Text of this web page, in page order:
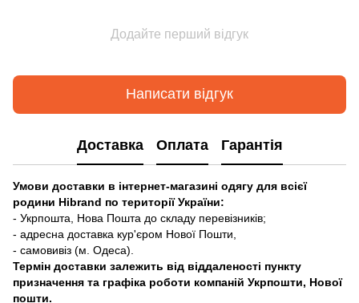
Додайте перший відгук
Написати відгук
Доставка Оплата Гарантія
Умови доставки в інтернет-магазині одягу для всієї
родини Hibrand по території України:
- Укрпошта, Нова Пошта до складу перевізників;
- адресна доставка кур'єром Нової Пошти,
- самовивіз (м. Одеса).
Термін доставки залежить від віддаленості пункту
призначення та графіка роботи компаній Укрпошти, Нової
пошти.